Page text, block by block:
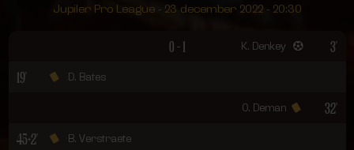
Jupiler Pro League - 23 december 2022 - 20:30
0 - 1 3'
K. Denkey
19' D. Bates
32'
O. Deman
45+2' B. Verstraete